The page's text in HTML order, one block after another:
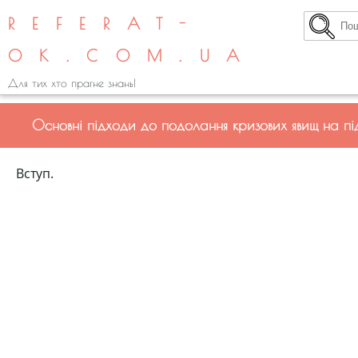
REFERAT-
OK.COM.UA
Для тих хто прагне знань!
Основні підходи до подолання кризових явищ на
Вступ.